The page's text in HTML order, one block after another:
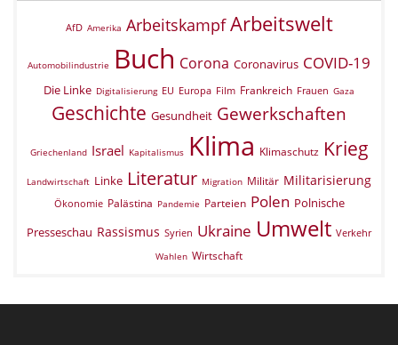
AfD Amerika Arbeitskampf Arbeitswelt
Automobilindustrie Buch Corona Coronavirus COVID-19
Die Linke Digitalisierung EU Europa Film Frankreich Frauen Gaza
Geschichte Gesundheit Gewerkschaften
Griechenland Israel Kapitalismus Klima Klimaschutz Krieg
Landwirtschaft Linke Literatur Migration Militär Militarisierung
Ökonomie Palästina Pandemie Parteien Polen Polnische
Presseschau Rassismus Syrien Ukraine Umwelt Verkehr
Wahlen Wirtschaft